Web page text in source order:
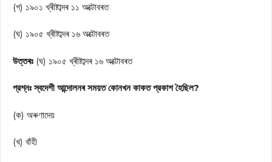
(গ) ১৯০১ খ্ৰীষ্টাব্দৰ ১১ অক্টোবৰত
(ঘ) ১৯০৫ খ্ৰীষ্টাব্দৰ ১৬ অক্টোবৰত
উত্তৰঃ (ঘ) ১৯০৫ খ্ৰীষ্টাব্দৰ ১৬ অক্টোবৰত
প্রশ্নঃ স্বদেশী আন্দোলনৰ সময়ত কোনখন কাকত প্রকাশ হৈছিল?
(ক) অৰুণাদেয়
(খ) বাঁহী